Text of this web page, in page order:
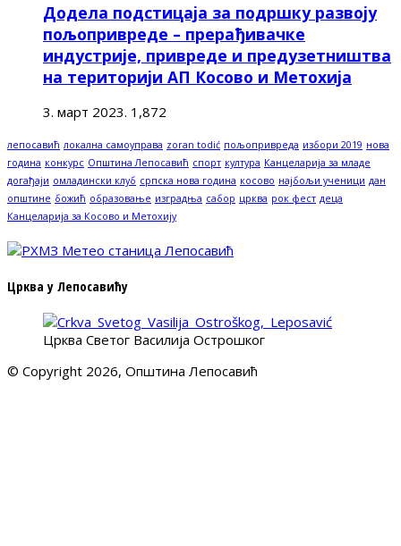
Додела подстицаја за подршку развоју
пољопривреде – прерађивачке
индустрије, привреде и предузетништва
на територији АП Косово и Метохија
3. март 2023. 1,872
лепосавић локална самоуправа zoran todić пољопривреда избори 2019 нова
година конкурс Општина Лепосавић спорт култура Канцеларија за младе
догађаји омладински клуб српска нова година косово најбољи ученици дан
општине божић образовање изградња сабор црква рок фест деца
Канцеларија за Косово и Метохију
Црква у Лепосавићу
Црква Светог Василија Острошког
© Copyright 2026, Општина Лепосавић